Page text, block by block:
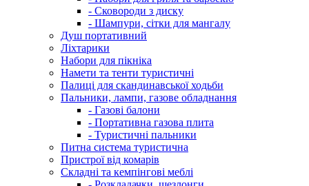
- Сковороди з диску
- Шампури, сітки для мангалу
Душ портативний
Ліхтарики
Набори для пікніка
Намети та тенти туристичні
Палиці для скандинавської ходьби
Пальники, лампи, газове обладнання
- Газові балони
- Портативна газова плита
- Туристичні пальники
Питна система туристична
Пристрої від комарів
Складні та кемпінгові меблі